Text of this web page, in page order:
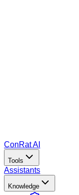
ConRat AI
Tools
Assistants
Knowledge